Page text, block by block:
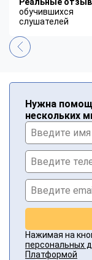
обучившихся
слушателей
Нужна
нескольких
Нажимая на
персональных
Платформой